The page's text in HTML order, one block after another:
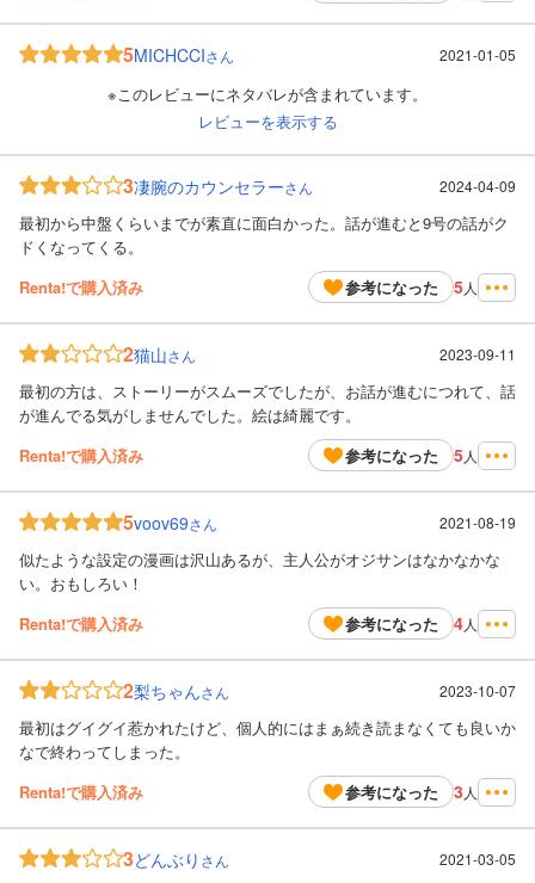
5MICHCCIさん 2021-01-05
※このレビューにネタバレが含まれています。
レビューを表示する
3凄腕のカウンセラーさん 2024-04-09
最初から中盤くらいまでが素直に面白かった。話が進むと9号の話がク
ドくなってくる。
Renta!で購入済み
参考になった 5人
2猫山さん 2023-09-11
最初の方は、ストーリーがスムーズでしたが、お話が進むにつれて、話
が進んでる気がしませんでした。絵は綺麗です。
Renta!で購入済み
参考になった 5人
5voov69さん 2021-08-19
似たような設定の漫画は沢山あるが、主人公がオジサンはなかなかな
い。おもしろい！
Renta!で購入済み
参考になった 4人
2梨ちゃんさん 2023-10-07
最初はグイグイ惹かれたけど、個人的にはまぁ続き読まなくても良いか
なで終わってしまった。
Renta!で購入済み
参考になった 3 人
3どんぶり さん 2021-03-05